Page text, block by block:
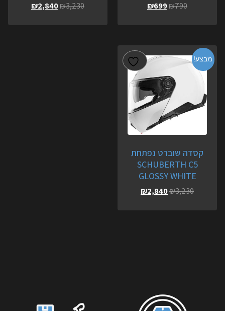
₪790
₪699
₪3,230
₪2,840
מבצע!
קסדה שוברט נפתחת
SCHUBERTH C5
GLOSSY WHITE
₪3,230
₪2,840